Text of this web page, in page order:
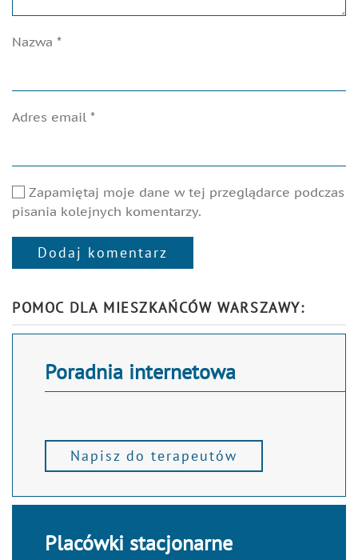
Nazwa *
Adres email *
Zapamiętaj moje dane w tej przeglądarce podczas
pisania kolejnych komentarzy.
Dodaj komentarz
POMOC DLA MIESZKAŃCÓW WARSZAWY:
Poradnia internetowa
Napisz do terapeutów
Placówki stacjonarne